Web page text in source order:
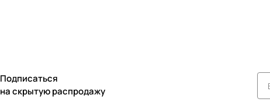
Подписаться
на скрытую распродажу